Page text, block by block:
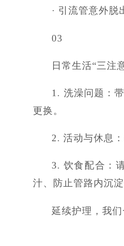
· 引流管意外
03
日常生活“三注
1. 洗澡问题：
更换。
2. 活动与休息
3. 饮食配合：
汁、防止管路内沉淀
延续护理，我